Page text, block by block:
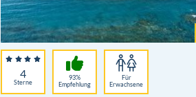
4
Sterne
93%
Empfehlung
Für
Erwachsene